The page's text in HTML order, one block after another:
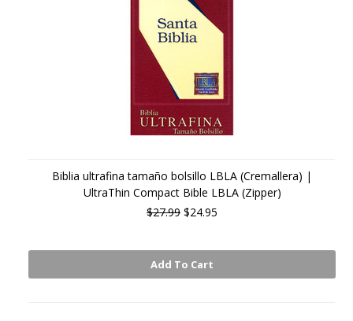
Biblia ultrafina tamaño bolsillo LBLA (Cremallera) |
UltraThin Compact Bible LBLA (Zipper)
$27.99 $24.95
Add To Cart